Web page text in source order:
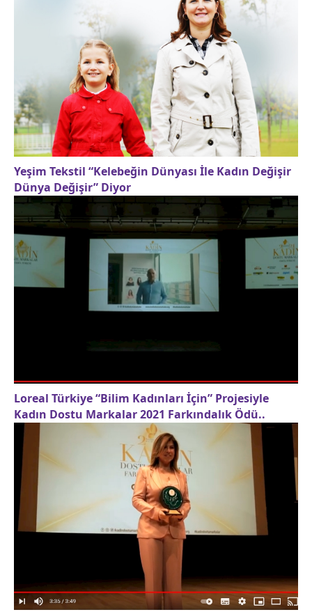
Yeşim Tekstil “Kelebeğin Dünyası İle Kadın Değişir
Dünya Değişir” Diyor
Loreal Türkiye “Bilim Kadınları İçin” Projesiyle
Kadın Dostu Markalar 2021 Farkındalık Ödü..